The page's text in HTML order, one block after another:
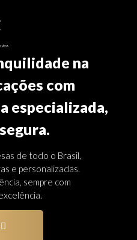
na
com
especializada,
de todo o Brasil,
e personalizadas.
sempre com